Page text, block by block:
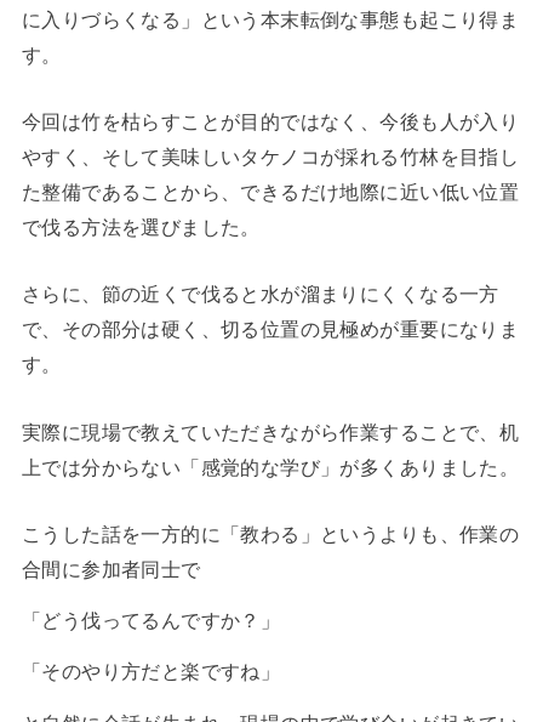
に入りづらくなる」という本末転倒な事態も起こり得ま
す。
今回は竹を枯らすことが目的ではなく、今後も人が入り
やすく、そして美味しいタケノコが採れる竹林を目指し
た整備であることから、できるだけ地際に近い低い位置
で伐る方法を選びました。
さらに、節の近くで伐ると水が溜まりにくくなる一方
で、その部分は硬く、切る位置の見極めが重要になりま
す。
実際に現場で教えていただきながら作業することで、机
上では分からない「感覚的な学び」が多くありました。
こうした話を一方的に「教わる」というよりも、作業の
合間に参加者同士で
「どう伐ってるんですか？」
「そのやり方だと楽ですね」